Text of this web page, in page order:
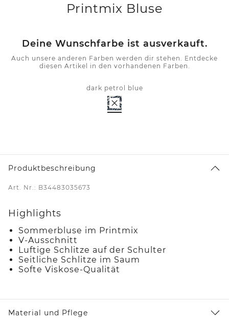
Printmix Bluse
Deine Wunschfarbe ist ausverkauft.
Auch unsere anderen Farben werden dir stehen. Entdecke
diesen Artikel in den vorhandenen Farben.
dark petrol blue
Produktbeschreibung
Art. Nr.: B34483035673
Highlights
Sommerbluse im Printmix
V-Ausschnitt
Luftige Schlitze auf der Schulter
Seitliche Schlitze im Saum
Softe Viskose-Qualität
Material und Pflege